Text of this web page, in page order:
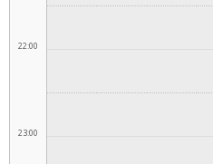
22:00
23:00